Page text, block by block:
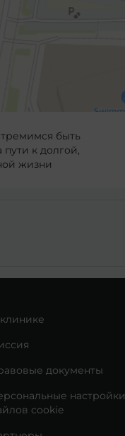
быть
к долгой,
жизни
документы
настройки
cookie